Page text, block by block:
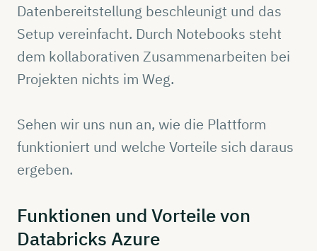
Datenbereitstellung beschleunigt und das
Setup vereinfacht. Durch Notebooks steht
dem kollaborativen Zusammenarbeiten bei
Projekten nichts im Weg.
Sehen wir uns nun an, wie die Plattform
funktioniert und welche Vorteile sich daraus
ergeben.
Funktionen und Vorteilevon
Databricks Azure